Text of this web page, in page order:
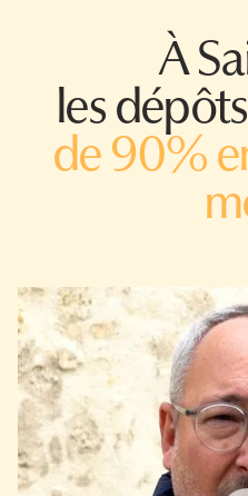
À
les
de 90%